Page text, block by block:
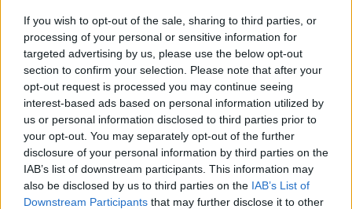
If you wish to opt-out of the sale, sharing to third parties, or
processing of your personal or sensitive information for
targeted advertising by us, please use the below opt-out
section to confirm your selection. Please note that after your
opt-out request is processed you may continue seeing
interest-based ads based on personal information utilized by
us or personal information disclosed to third parties prior to
your opt-out. You may separately opt-out of the further
disclosure of your personal information by third parties on the
IAB’s list of downstream participants. This information may
also be disclosed by us to third parties on the IAB’s List of
Downstream Participants that may further disclose it to other